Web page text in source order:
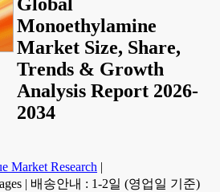
Monoethylamine
Market Size, Share,
Trends & Growth
Analysis Report 2026-
2034
Market Research |
| 배송안내 : 1-2일 (영업일 기준)